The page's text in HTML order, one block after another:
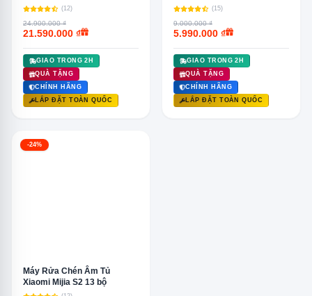
(12)
24.900.000 ₫
21.590.000 ₫
GIAO TRONG 2H
QUÀ TẶNG
CHÍNH HÃNG
LẮP ĐẶT TOÀN QUỐC
(15)
9.000.000 ₫
5.990.000 ₫
GIAO TRONG 2H
QUÀ TẶNG
CHÍNH HÃNG
LẮP ĐẶT TOÀN QUỐC
-24%
Máy Rửa Chén Âm Tủ
Xiaomi Mijia S2 13 bộ